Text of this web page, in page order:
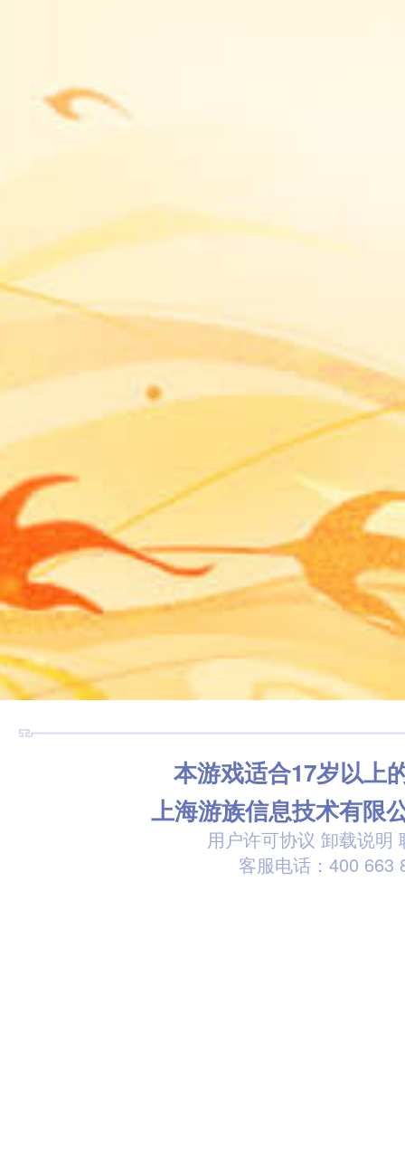
本游戏适合17岁以上
上海游族信息技术有限
用户许可协议 卸载说明
客服电话：400 663